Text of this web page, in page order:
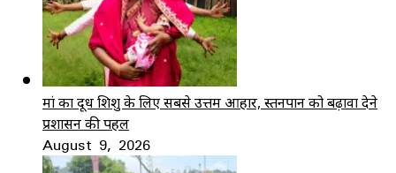
मां का दूध शिशु के लिए सबसे उत्तम आहार, स्तनपान को बढ़ावा देने
प्रशासन की पहल
August 9, 2026